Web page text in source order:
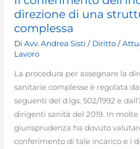
direzione di una
complessa
DiAvv. Andrea Sisti/ Diritto /
Lavoro
La procedura per assegnare la
sanitarie complesse è regolata
seguenti del d.lgs. 502/1992 e
dirigenti sanità del 2019. In molte
giurisprudenza ha dovuto
conferimento di tale incarico e i